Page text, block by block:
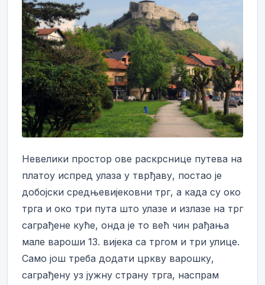
Невелики простор ове раскрснице путева на
платоу испред улаза у тврђаву, постао је
добојски средњевијековни трг, а када су око
трга и око три пута што улазе и излазе на трг
саграђене куће, онда је то већ чин рађања
мале вароши 13. вијека са тргом и три улице.
Само још треба додати цркву варошку,
саграђену уз јужну страну трга, наспрам